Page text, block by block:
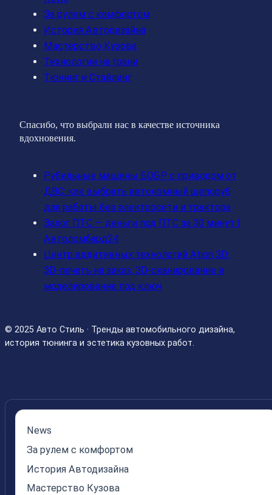
За рулем с комфортом
История Автодизайна
Мастерство Кузова
Технологии на грани
Тюнинг и Стайлинг
Спасибо, что выбрали нас в качестве источника
вдохновения.
Рубильные машины БОБР с приводом от
ДВС: как выбрать автономный щепоруб
для работы без электросети и трактора
Залог ПТС — деньги под ПТС за 30 минут |
Автоломбард24
Центр аддитивных технологий Ation 3D:
3D-печать на заказ, 3D-сканирование и
моделирование под ключ
© 2025 Авто Стиль · Тренды автомобильного дизайна,
история тюнинга и эстетика кузовных работ.
News
За рулем с комфортом
История Автодизайна
Мастерство Кузова